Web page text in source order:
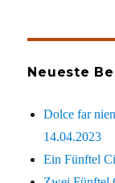
Neueste
Dolce far
14.04.2023
Ein Fünftel